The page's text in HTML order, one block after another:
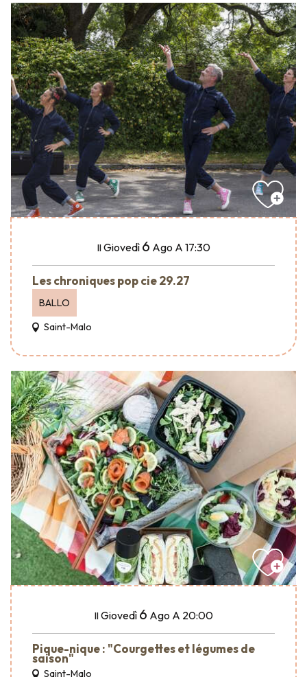
IlGiovedì 6 Ago A 17:30
Les chroniques pop cie 29.27
BALLO
Saint-Malo
IlGiovedì 6 Ago A 20:00
Pique-nique : "Courgettes et légumes de
saison"
Saint-Malo